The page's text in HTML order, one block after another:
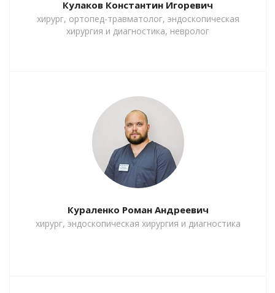
Кулаков Константин Игоревич
хирург, ортопед-травматолог, эндоскопическая
хирургия и диагностика, невролог
Кураленко Роман Андреевич
хирург, эндоскопическая хирургия и диагностика